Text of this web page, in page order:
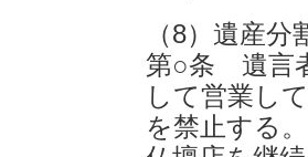
（8）遺産
第○条 遺言
して営業し
を禁止する